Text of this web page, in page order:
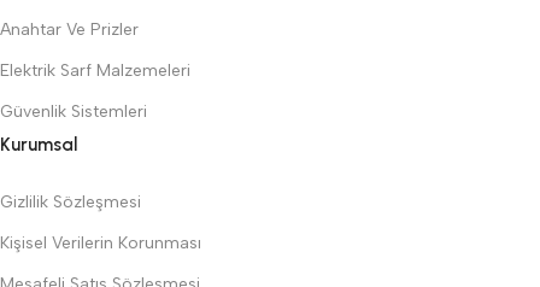
Anahtar Ve Prizler
Elektrik Sarf Malzemeleri
Güvenlik Sistemleri
Kurumsal
Gizlilik Sözleşmesi
Kişisel Verilerin Korunması